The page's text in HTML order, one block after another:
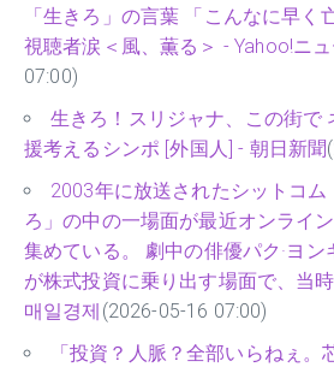
「生きろ」の言葉 「こんなに早く
視聴者涙＜風、薫る＞ - Yahoo!ニ
07:00)
生きろ！スリジャナ、この街で
援考えるシンポ [外国人] - 朝日新聞
2003年に放送されたシットコム
ろ」の中の一場面が最近オンライ
集めている。 劇中の俳優パク·ヨン
が株式投資に乗り出す場面で、当
매일경제 (2026-05-16 07:00)
「投資？人脈？全部いらねぇ。